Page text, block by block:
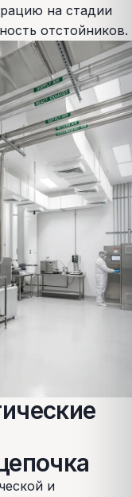
на стадии
отстойников.
и